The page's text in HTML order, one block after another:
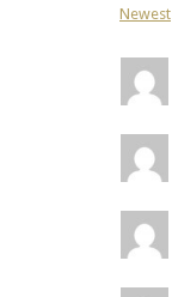
Newest